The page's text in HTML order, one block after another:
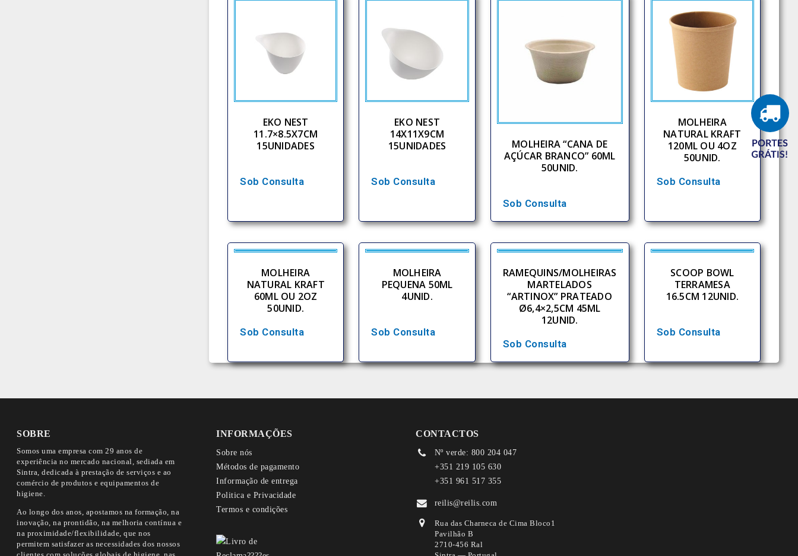
EKO NEST
11.7×8.5X7CM
15UNIDADES
Sob Consulta
EKO NEST
14X11X9CM
15UNIDADES
Sob Consulta
MOLHEIRA “CANA DE
AÇÚCAR BRANCO” 60ML
50UNID.
Sob Consulta
MOLHEIRA
NATURAL KRAFT
120ML OU 4OZ
50UNID.
Sob Consulta
MOLHEIRA
NATURAL KRAFT
60ML OU 2OZ
50UNID.
Sob Consulta
MOLHEIRA
PEQUENA 50ML
4UNID.
Sob Consulta
RAMEQUINS/MOLHEIRAS
MARTELADOS
“ARTINOX” PRATEADO
Ø6,4×2,5CM 45ML
12UNID.
Sob Consulta
SCOOP BOWL
TERRAMESA
16.5CM 12UNID.
Sob Consulta
SOBRE
Somos uma empresa com 29 anos de
experiência no mercado nacional, sediada em
Sintra, dedicada à prestação de serviços e ao
comércio de produtos e equipamentos de
higiene.
Ao longo dos anos, apostamos na formação, na
inovação, na prontidão, na melhoria contínua e
na proximidade/flexibilidade, que nos
permitem satisfazer as necessidades dos nossos
INFORMAÇÕES
Sobre nós
Métodos de pagamento
Informação de entrega
Politica e Privacidade
Termos e condições
CONTACTOS
Nº verde: 800 204 047
+351 219 105 630
+351 961 517 355
reilis@reilis.com
Rua das Charneca de Cima Bloco1
Pavilhão B
2710-456 Ral